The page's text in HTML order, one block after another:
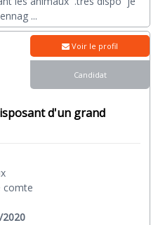
...
d'un grand
comte
Voir le profil
Candidat